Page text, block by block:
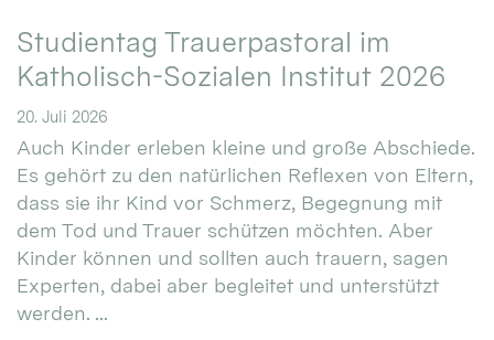
Studientag Trauerpastoral im
Katholisch-Sozialen Institut 2026
20. Juli 2026
Auch Kinder erleben kleine und große Abschiede.
Es gehört zu den natürlichen Reflexen von Eltern,
dass sie ihr Kind vor Schmerz, Begegnung mit
dem Tod und Trauer schützen möchten. Aber
Kinder können und sollten auch trauern, sagen
Experten, dabei aber begleitet und unterstützt
werden. ...